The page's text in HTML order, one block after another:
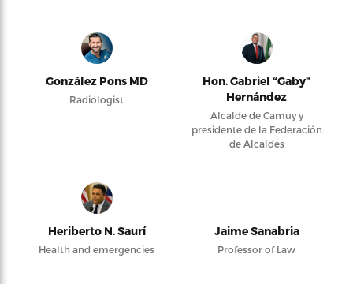
González Pons MD
Radiologist
Hon. Gabriel “Gaby”
Hernández
Alcalde de Camuy y
presidente de la Federación
de Alcaldes
Heriberto N. Saurí
Health and emergencies
Jaime Sanabria
Professor of Law